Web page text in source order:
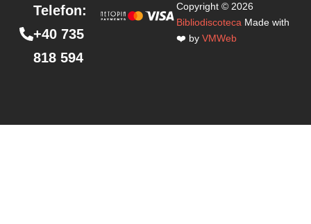
Copyright © 2026
Bibliodiscoteca Made with
❤️ byVMWeb
Telefon:
+40 735
818 594